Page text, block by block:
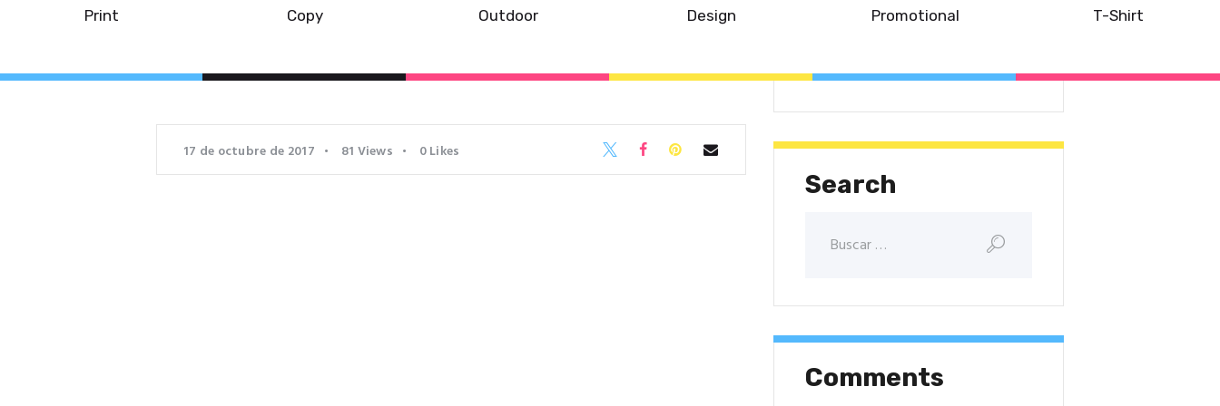
Print Copy Outdoor Design Promotional T-Shirt
17 de octubre de 2017 81 Views 0Likes
News
Search
Comments